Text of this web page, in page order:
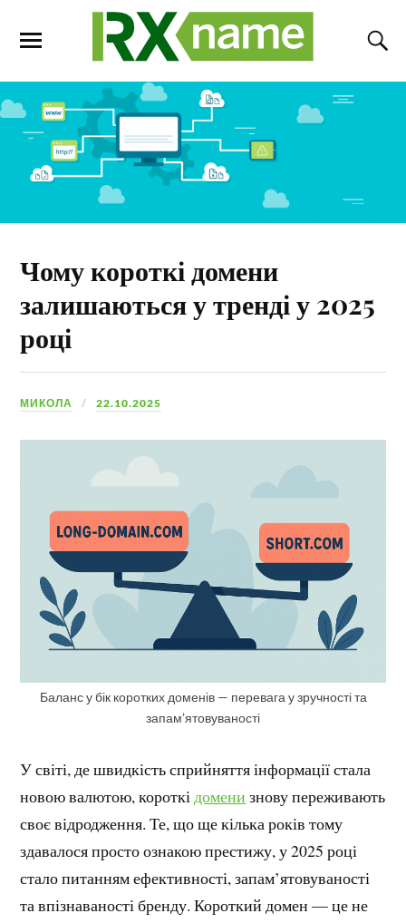
Чому короткі домени
залишаються у тренді у 2025
році
МИКОЛА 22.10.2025
Баланс у бік коротких доменів — перевага у зручності та
запам’ятовуваності
У світі, де швидкість сприйняття інформації стала
новою валютою, короткідомени знову переживають
своє відродження. Те, що ще кілька років тому
здавалося просто ознакою престижу, у 2025 році
стало питанням ефективності, запам’ятовуваності
та впізнаваності бренду. Короткий домен — це не